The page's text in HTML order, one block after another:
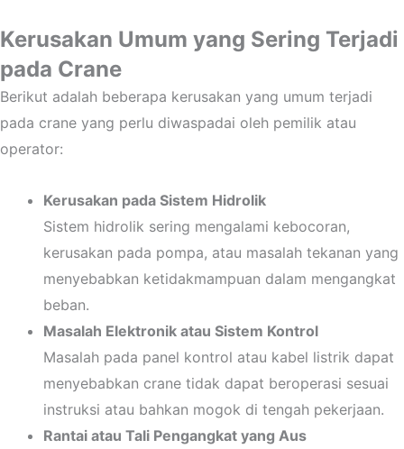
Kerusakan Umum yang Sering Terjadi
pada Crane
Berikut adalah beberapa kerusakan yang umum terjadi
pada crane yang perlu diwaspadai oleh pemilik atau
operator:
Kerusakan pada Sistem Hidrolik
Sistem hidrolik sering mengalami kebocoran,
kerusakan pada pompa, atau masalah tekanan yang
menyebabkan ketidakmampuan dalam mengangkat
beban.
Masalah Elektronik atau Sistem Kontrol
Masalah pada panel kontrol atau kabel listrik dapat
menyebabkan crane tidak dapat beroperasi sesuai
instruksi atau bahkan mogok di tengah pekerjaan.
Rantai atau Tali Pengangkat yang Aus